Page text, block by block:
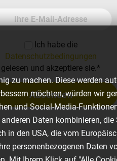
Ihre E-Mail-
Ich habe die
Datenschutzbedingungen
gelesen und akzeptiere sie.*
Absenden
zu machen. Diese werden
möchten, würden wir
und Social-Media-
Daten kombinieren,
in den USA, die vom
personenbezogenen Daten